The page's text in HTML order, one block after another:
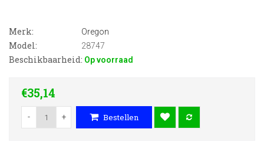
Merk: Oregon
Model: 28747
Beschikbaarheid: Op voorraad
€35,14
- + Bestellen